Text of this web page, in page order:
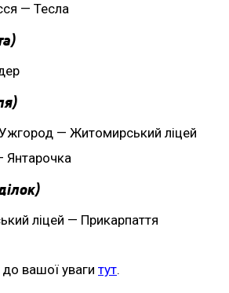
— Тесла
— Житомирський ліцей
ліцей — Прикарпаття
вашої уваги тут.